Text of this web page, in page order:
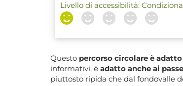
Livello di accessibilità:
Questo percorso circolare è
informativi, è adatto anche ai
piuttosto ripida che dal fondovalle